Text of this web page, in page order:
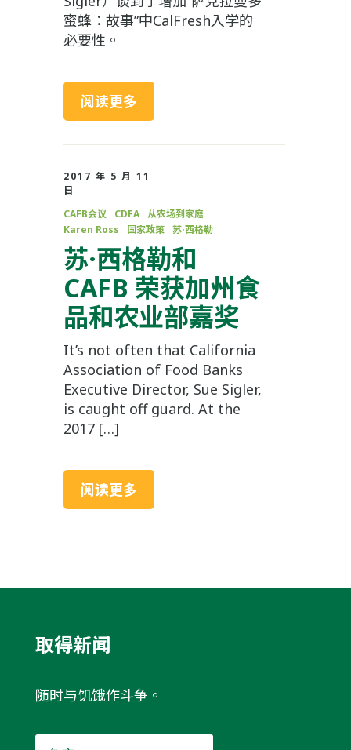
蜜蜂：故事”中CalFresh入学的
必要性。
阅读更多
2017 年 5 月 11
日
CAFB会议
CDFA
从农场到家庭
Karen Ross
国家政策 苏·西格勒
苏·西格勒和
CAFB 荣获加州食
品和农业部嘉奖
It’s not often that California
Association of Food Banks
Executive Director, Sue Sigler,
is caught off guard. At the
2017 […]
阅读更多
取得新闻
随时与饥饿作斗争。